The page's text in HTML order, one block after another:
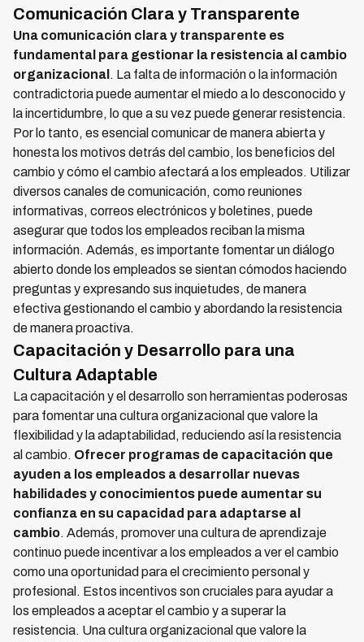
Comunicación Clara y Transparente
Una comunicación clara y transparente es
fundamental para gestionar la resistencia al cambio
organizacional . La falta de información o la información
contradictoria puede aumentar el miedo a lo desconocido y
la incertidumbre, lo que a su vez puede generar resistencia.
Por lo tanto, es esencial comunicar de manera abierta y
honesta los motivos detrás del cambio, los beneficios del
cambio y cómo el cambio afectará a los empleados. Utilizar
diversos canales de comunicación, como reuniones
informativas, correos electrónicos y boletines, puede
asegurar que todos los empleados reciban la misma
información. Además, es importante fomentar un diálogo
abierto donde los empleados se sientan cómodos haciendo
preguntas y expresando sus inquietudes, de manera
efectiva gestionando el cambio y abordando la resistencia
de manera proactiva.
Capacitación y Desarrollo para una
Cultura Adaptable
La capacitación y el desarrollo son herramientas poderosas
para fomentar una cultura organizacional que valore la
flexibilidad y la adaptabilidad, reduciendo así la resistencia
al cambio. Ofrecer programas de capacitación que
ayuden a los empleados a desarrollar nuevas
habilidades y conocimientos puede aumentar su
confianza en su capacidad para adaptarse al
cambio. Además, promover una cultura de aprendizaje
continuo puede incentivar a los empleados a ver el cambio
como una oportunidad para el crecimiento personal y
profesional. Estos incentivos son cruciales para ayudar a
los empleados a aceptar el cambio y a superar la
resistencia. Una cultura organizacional que valore la